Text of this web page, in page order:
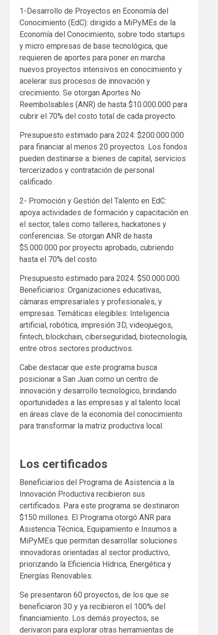
1-Desarrollo de Proyectos en Economía del
Conocimiento (EdC): dirigido a MiPyMEs de la
Economía del Conocimiento, sobre todo startups
y micro empresas de base tecnológica, que
requieren de aportes para poner en marcha
nuevos proyectos intensivos en conocimiento y
acelerar sus procesos de innovación y
crecimiento. Se otorgan Aportes No
Reembolsables (ANR) de hasta $10.000.000 para
cubrir el 70% del costo total de cada proyecto.
Presupuesto estimado para 2024: $200.000.000
para financiar al menos 20 proyectos. Los fondos
pueden destinarse a: bienes de capital, servicios
tercerizados y contratación de personal
calificado.
2- Promoción y Gestión del Talento en EdC:
apoya actividades de formación y capacitación en
el sector, tales como talleres, hackatones y
conferencias. Se otorgan ANR de hasta
$5.000.000 por proyecto aprobado, cubriendo
hasta el 70% del costo.
Presupuesto estimado para 2024: $50.000.000.
Beneficiarios: Organizaciones educativas,
cámaras empresariales y profesionales, y
empresas. Temáticas elegibles: Inteligencia
artificial, robótica, impresión 3D, videojuegos,
fintech, blockchain, ciberseguridad, biotecnología,
entre otros sectores productivos.
Cabe destacar que este programa busca
posicionar a San Juan como un centro de
innovación y desarrollo tecnológico, brindando
oportunidades a las empresas y al talento local
en áreas clave de la economía del conocimiento
para transformar la matriz productiva local.
Los certificados
Beneficiarios del Programa de Asistencia a la
Innovación Productiva recibieron sus
certificados. Para este programa se destinaron
$150 millones. El Programa otorgó ANR para
Asistencia Técnica, Equipamiento e Insumos a
MiPyMEs que permitan desarrollar soluciones
innovadoras orientadas al sector productivo,
priorizando la Eficiencia Hídrica, Energética y
Energías Renovables.
Se presentaron 60 proyectos, de los que se
beneficiaron 30 y ya recibieron el 100% del
financiamiento. Los demás proyectos, se
derivaron para explorar otras herramientas de